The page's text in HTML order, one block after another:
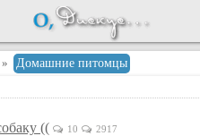
»
Домашние питомцы
(( 10 2917